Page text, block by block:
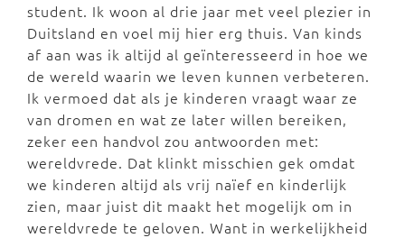
student. Ik woon al drie jaar met veel plezier in
Duitsland en voel mij hier erg thuis. Van kinds
af aan was ik altijd al geïnteresseerd in hoe we
de wereld waarin we leven kunnen verbeteren.
Ik vermoed dat als je kinderen vraagt waar ze
van dromen en wat ze later willen bereiken,
zeker een handvol zou antwoorden met:
wereldvrede. Dat klinkt misschien gek omdat
we kinderen altijd als vrij naïef en kinderlijk
zien, maar juist dit maakt het mogelijk om in
wereldvrede te geloven. Want in werkelijkheid